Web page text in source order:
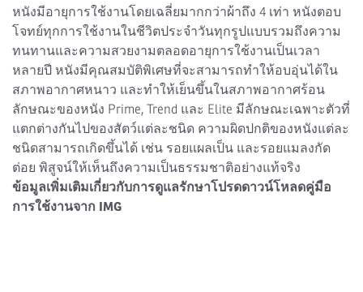
หนังมีอายุการใช้งานโดยเฉลี่ยมากกว่าผ้าถึง 4 เท่า หนังตอบ
โจทย์ทุกการใช้งานในชีวิตประจำวันทุกรูปแบบรวมถึงความ
ทนทานและความสวยงามตลอดอายุการใช้งานเป็นเวลา
หลายปี หนังมีคุณสมบัติพิเศษที่จะสามารถทำให้อบอุ่นได้ใน
สภาพอากาศหนาว และทำให้เย็นขึ้นในสภาพอากาศร้อน
ลักษณะของหนัง Prime, Trend และ Elite มีลักษณะเฉพาะตัวที่
แตกต่างกันไปของสัตว์แต่ละชนิด ความผิดปกติของหนังแต่ละ
ชนิดสามารถเกิดขึ้นได้ เช่น รอยแผลเป็น และรอยแมลงกัด
ต่อย พิสูจน์ให้เห็นถึงความเป็นธรรมชาติอย่างแท้จริง
ข้อมูลเพิ่มเติมเกี่ยวกับการดูแลรักษาโปรดดาวน์โหลดคู่มือ
การใช้งานจาก IMG